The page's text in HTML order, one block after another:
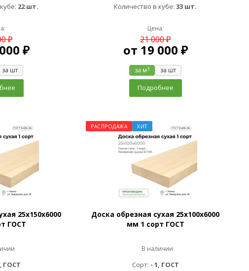
22 шт.
₽
₽
за шт
Количество в кубе: 33 шт.
Цена:
21 000 ₽
от 19 000 ₽
за м3 за шт
Подробнее
25х150х6000
ГОСТ
ГОСТ
РАСПРОДАЖА ХИТ
Доска обрезная сухая 25х100х6000
мм 1 сорт ГОСТ
В наличии
Сорт: - 1, ГОСТ